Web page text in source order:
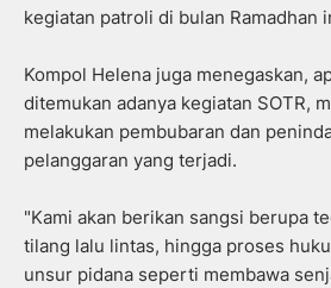
kegiatan patroli di bulan Ramadhan
Kompol Helena juga menegaskan,
ditemukan adanya kegiatan SOTR,
melakukan pembubaran dan
pelanggaran yang terjadi.
"Kami akan berikan sangsi berupa
tilang lalu lintas, hingga proses
unsur pidana seperti membawa